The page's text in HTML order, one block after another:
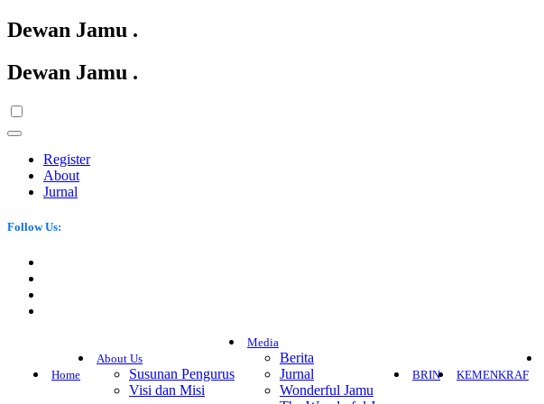
Dewan Jamu .
Dewan Jamu .
Register
About
Jurnal
Follow Us:
Home
About Us
Susunan Pengurus
Visi dan Misi
Media
Berita
Jurnal
Wonderful Jamu
BRIN KEMENKRAF